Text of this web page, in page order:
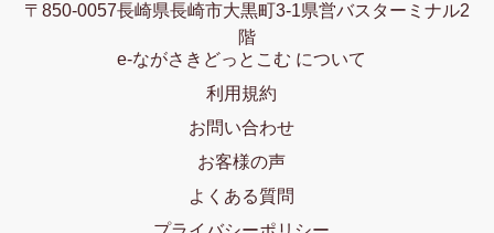
〒850-0057長崎県長崎市大黒町3-1県営バスターミナル2
階
e-ながさきどっとこむ について
利用規約
お問い合わせ
お客様の声
よくある質問